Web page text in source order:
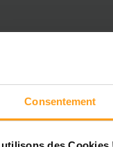
Consentement
Vous